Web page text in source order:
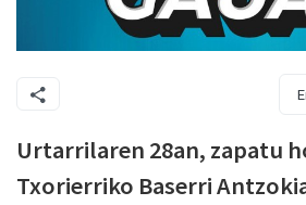
Urtarrilaren 28an, zapatu
Txorierriko Baserri